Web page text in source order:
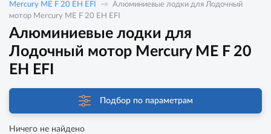
Mercury ME F 20 EH EFI
Алюминиевые лодки для Лодочный
мотор Mercury ME F 20 EH EFI
Алюминиевые лодки для
Лодочный мотор Mercury ME F 20
EH EFI
Подбор по параметрам
Ничего не найдено